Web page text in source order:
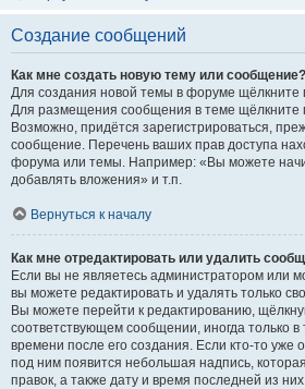
Создание сообщений
Как мне создать новую тему или сообщение?
Для создания новой темы в форуме щёлкните
Для размещения сообщения в теме щёлкните
Возможно, придётся зарегистрироваться,
сообщение. Перечень ваших прав доступа
форума или темы. Например: «Вы можете
добавлять вложения» и т.п.
Вернуться к началу
Как мне отредактировать или удалить
Если вы не являетесь администратором или
вы можете редактировать и удалять только
Вы можете перейти к редактированию,
соответствующем сообщении, иногда только в
времени после его создания. Если кто-то уже
под ним появится небольшая надпись,
правок, а также дату и время последней из